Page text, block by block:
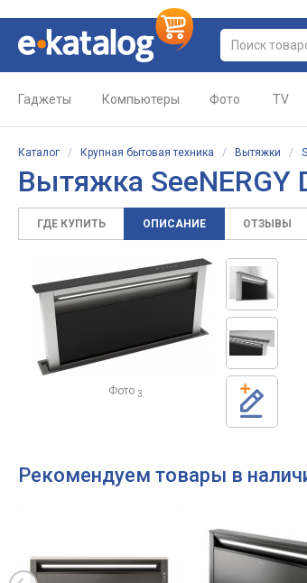
Гаджеты Компьютеры Фото TV
Каталог / Крупная бытовая техника / Вытяжки /
Вытяжка SeeNERGY
ГДЕ КУПИТЬ ОПИСАНИЕ ОТЗЫВЫ
Фото 3
Рекомендуем товары в